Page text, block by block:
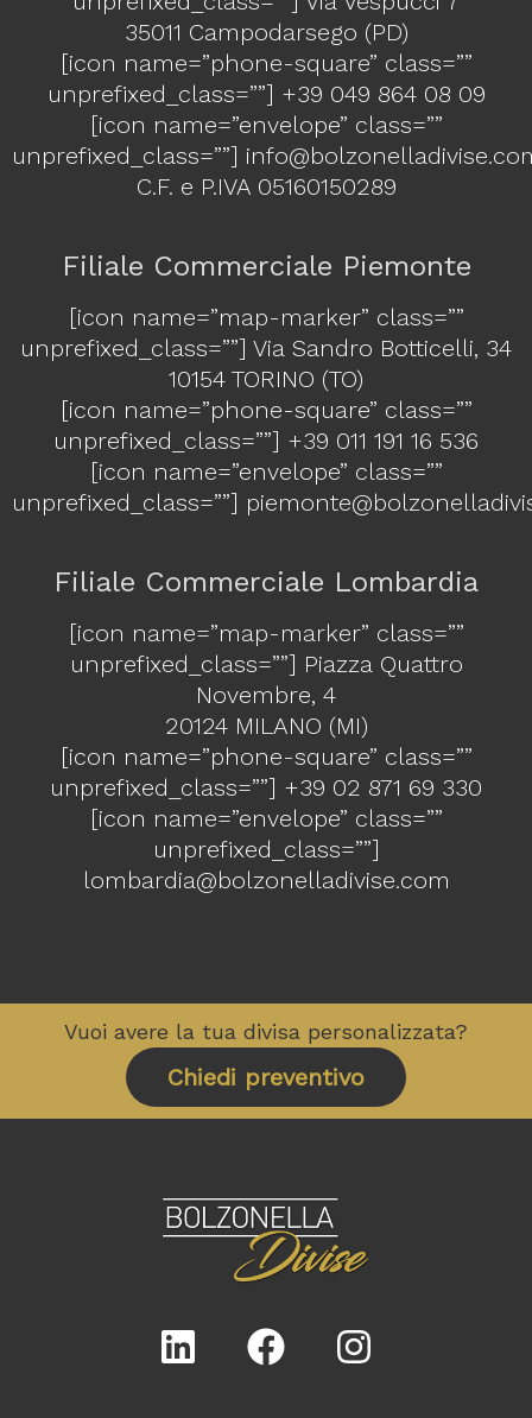
35011 Campodarsego (PD)
[icon name=”phone-square” class=””
unprefixed_class=””] +39 049 864 08 09
[icon name=”envelope” class=””
unprefixed_class=””]
C.F. e P.IVA 05160150289
Filiale Commerciale Piemonte
[icon name=”map-marker” class=””
unprefixed_class=””] Via Sandro Botticelli, 34
10154 TORINO (TO)
[icon name=”phone-square” class=””
unprefixed_class=””] +39 011 191 16 536
[icon name=”envelope” class=””
unprefixed_class=””]
Filiale Commerciale Lombardia
[icon name=”map-marker” class=””
unprefixed_class=””] Piazza Quattro
Novembre, 4
20124 MILANO (MI)
[icon name=”phone-square” class=””
unprefixed_class=””] +39 02 871 69 330
[icon name=”envelope” class=””
unprefixed_class=””]
lombardia@bolzonelladivise.com
Vuoi avere la tua divisa personalizzata?
Chiedi preventivo